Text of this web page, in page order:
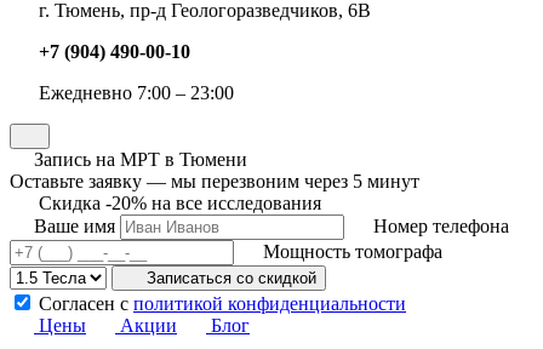
г. Тюмень, пр-д Геологоразведчиков, 6В
+7 (904) 490-00-10
Ежедневно 7:00 – 23:00
Запись на МРТ в Тюмени
Оставьте заявку — мы перезвоним через 5 минут
Скидка -20% на все исследования
Ваше имя
Номер телефона
Мощность томографа
Записаться со скидкой
Согласен с политикой конфиденциальности
Цены
Акции Блог